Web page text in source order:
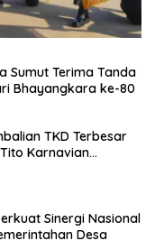
Sumut Terima Tanda
Bhayangkara ke-80
TKD Terbesar
Karnavian
Sinergi Nasional
Desa